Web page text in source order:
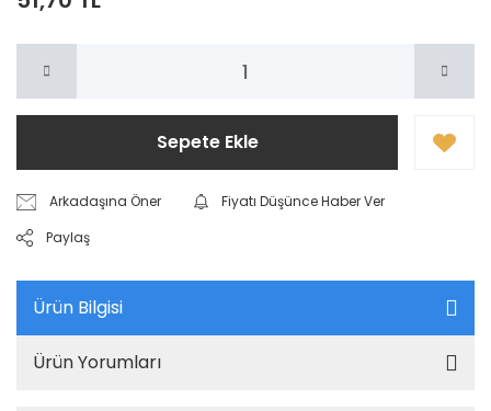
Sepete Ekle
Arkadaşına Öner
Fiyatı Düşünce Haber Ver
Paylaş
Ürün Bilgisi
Ürün Yorumları